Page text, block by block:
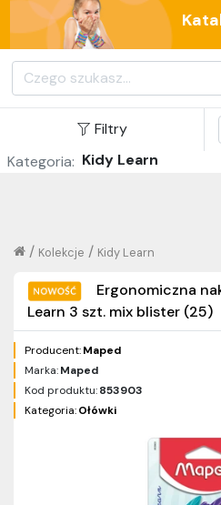
Filtry
Kategoria: Kidy Learn
Kidy Learn
/
Kolekcje
/
Ergonomiczna
Learn 3 szt. mix blister (25)
Producent:Maped
Marka:Maped
Kod produktu:853903
Kategoria:Ołówki